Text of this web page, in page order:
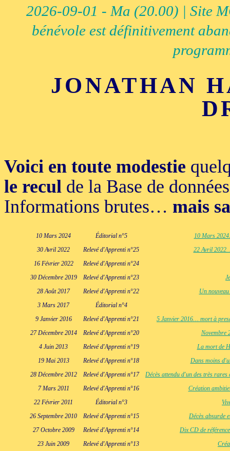
2026-09-01 - Ma (20.00) | Site
bénévole est définitivement
JONATHAN
Voici en toute modestie
le recul de la Base de
Informations brutes… mais
10 Mars 2024 Éditorial n°5
10 Mars
30 Avril 2022
Relevé d'Apprenti n°25
22 Avril
16 Février 2022
Relevé d'Apprenti n°24
30 Décembre 2019
Relevé d'Apprenti n°23
28 Août 2017
Relevé d'Apprenti n°22
Un
3 Mars 2017
Éditorial n°4
9 Janvier 2016
Relevé d'Apprenti n°21
5 Janvier 2016… mort à
27 Décembre 2014
Relevé d'Apprenti n°20
Novembre
4 Juin 2013
Relevé d'Apprenti n°19
La mort de
19 Mai 2013
Relevé d'Apprenti n°18
Dans moins
28 Décembre 2012
Relevé d'Apprenti n°17
Décès attendu d'un des très
7 Mars 2011
Relevé d'Apprenti n°16
Création
22 Février 2011
Éditorial n°3
26 Septembre 2010
Relevé d'Apprenti n°15
Décès absurde
27 Octobre 2009
Relevé d'Apprenti n°14
Dix CD de
23 Juin 2009
Relevé d'Apprenti n°13